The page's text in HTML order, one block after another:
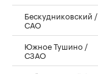
Бескудниковский /
САО
Южное Тушино /
СЗАО